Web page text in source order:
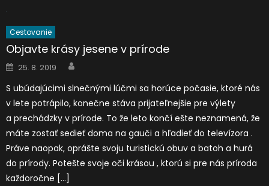
Cestovanie
Objavte krásy jesene v prírode
Posted
on
25. 8. 2019
S ubúdajúcimi slnečnými lúčmi sa horúce počasie, ktoré nás
v lete potrápilo, konečne stáva prijateľnejšie pre výlety
a prechádzky v prírode. To že leto končí ešte neznamená, že
máte zostať sedieť doma na gauči a hľadieť do televízora .
Práve naopak, oprášte svoju turistickú obuv a batoh a hurá
do prírody. Potešte svoje oči krásou , ktorú si pre nás príroda
každoročne […]